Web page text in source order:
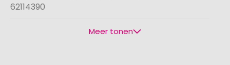
62114390
Meer tonen